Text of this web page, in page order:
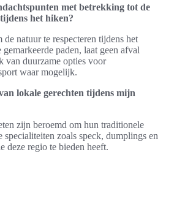
met betrekking tot de
het hiken?
natuur te respecteren tijdens het
paden, laat geen afval
van duurzame opties voor
waar mogelijk.
lokale gerechten tijdens mijn
zijn beroemd om hun traditionele
specialiteiten zoals speck, dumplings en
deze regio te bieden heeft.